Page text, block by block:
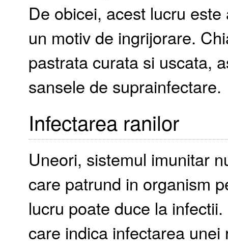
De obicei, acest lucru
un motiv de ingrijorare.
pastrata curata si uscata,
sansele de suprainfectare.
Infectarea ranilor
Uneori, sistemul imunitar
care patrund in organism
lucru poate duce la
care indica infectarea